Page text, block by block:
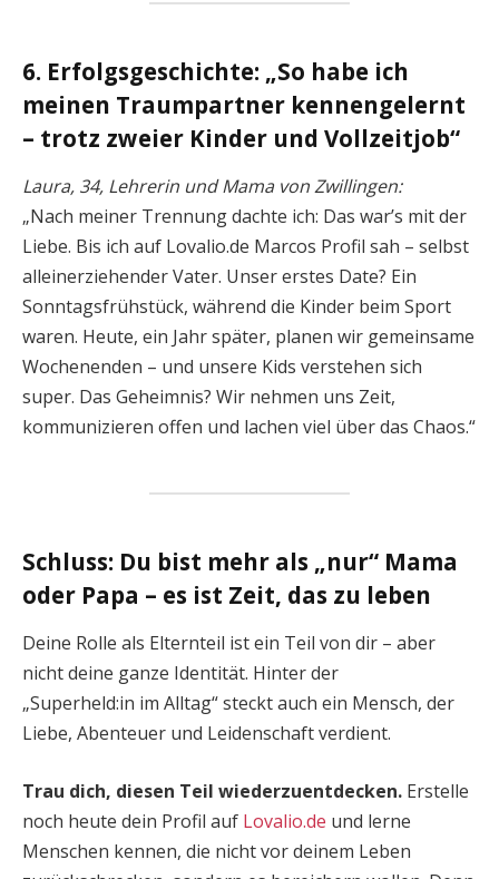
6. Erfolgsgeschichte: „So habe ich
meinen Traumpartner kennengelernt
– trotz zweier Kinder und Vollzeitjob“
Laura, 34, Lehrerin und Mama von Zwillingen:
„Nach meiner Trennung dachte ich: Das war’s mit der
Liebe. Bis ich auf Lovalio.de Marcos Profil sah – selbst
alleinerziehender Vater. Unser erstes Date? Ein
Sonntagsfrühstück, während die Kinder beim Sport
waren. Heute, ein Jahr später, planen wir gemeinsame
Wochenenden – und unsere Kids verstehen sich
super. Das Geheimnis? Wir nehmen uns Zeit,
kommunizieren offen und lachen viel über das Chaos.“
Schluss: Du bist mehr als „nur“ Mama
oder Papa – es ist Zeit, das zu leben
Deine Rolle als Elternteil ist ein Teil von dir – aber
nicht deine ganze Identität. Hinter der
„Superheld:in im Alltag“ steckt auch ein Mensch, der
Liebe, Abenteuer und Leidenschaft verdient.
Trau dich, diesen Teil wiederzuentdecken. Erstelle
noch heute dein Profil auf Lovalio.de und lerne
Menschen kennen, die nicht vor deinem Leben